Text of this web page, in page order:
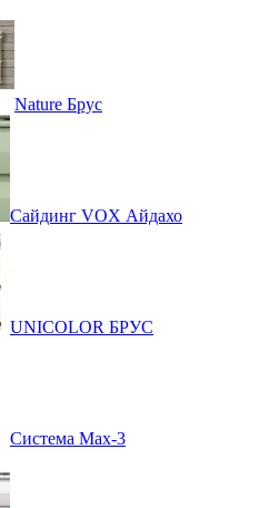
Nature Брус
Сайдинг VOX Айдахо
UNICOLOR БРУС
Система Max-3